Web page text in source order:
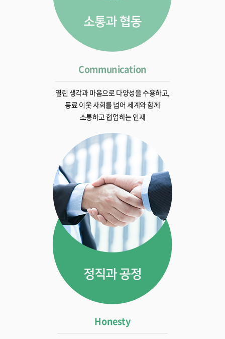
Communication
열린 생각과 마음으로 다양성을 수용하고,
동료 이웃 사회를 넘어 세계와 함께
소통하고 협업하는 인재
Honesty